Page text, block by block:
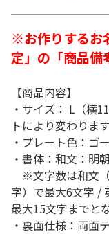
※お作りするお
定」の「商品備
【商品内容】
・サイズ： L（
トにより変わります
・プレート色：ゴ
・書体：和文：明
※文字数は和文
字）で最大6文字 /
最大15文字までと
・裏面仕様：両面